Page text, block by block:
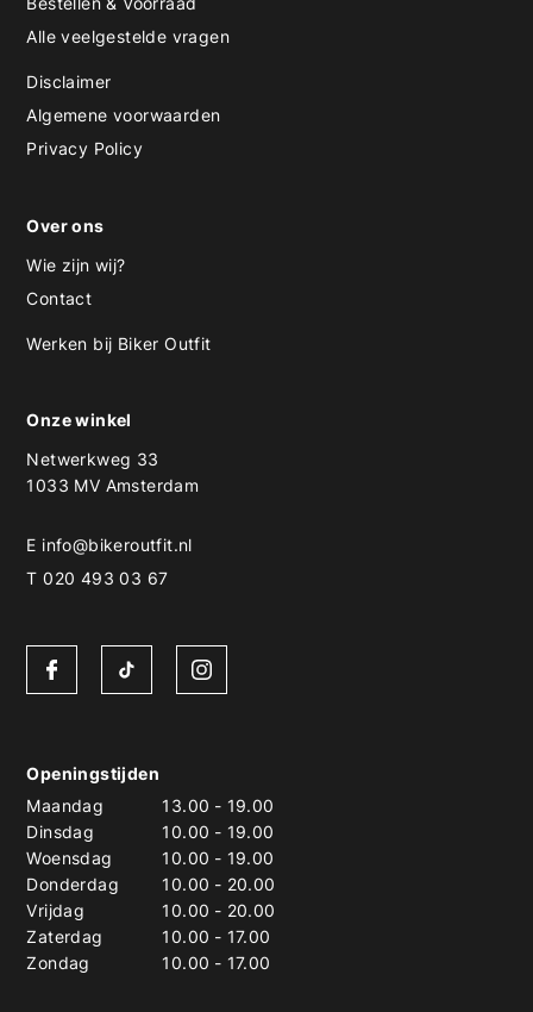
Alle veelgestelde vragen
Disclaimer
Algemene voorwaarden
Privacy Policy
Over ons
Wie zijn wij?
Contact
Werken bij Biker Outfit
Onze winkel
Netwerkweg 33
1033 MV Amsterdam
E info@bikeroutfit.nl
T 020 493 03 67
Openingstijden
Maandag
13.00 - 19.00
Dinsdag
10.00 - 19.00
Woensdag
10.00 - 19.00
Donderdag
10.00 - 20.00
Vrijdag
10.00 - 20.00
Zaterdag
10.00 - 17.00
Zondag
10.00 - 17.00